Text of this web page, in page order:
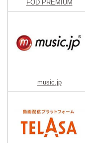
FOD PREMIUM
music.jp